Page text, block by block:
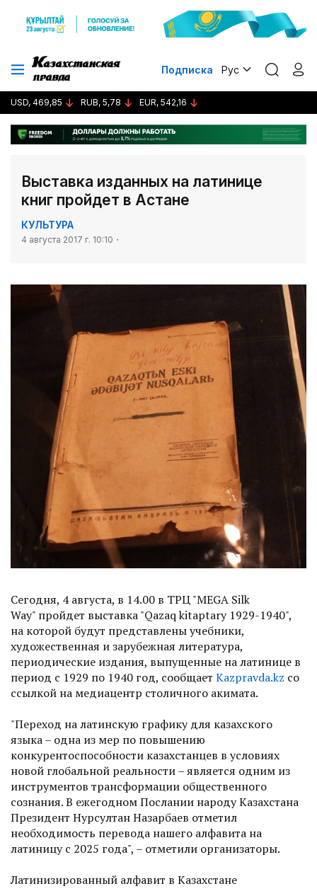
Подписка Рус
USD, 469,85 RUB, 5,78 EUR, 542,16
Выставка изданных на латинице
книг пройдет в Астане
КУЛЬТУРА
4 августа 2017 г. 10:10
Сегодня, 4 августа, в 14.00 в ТРЦ "MEGA Silk
Way" пройдет выставка "Qazaq kitaptary 1929-1940",
на которой будут представлены учебники,
художественная и зарубежная литература,
периодические издания, выпущенные на латинице в
период с 1929 по 1940 год, сообщает Kazpravda.kz со
ссылкой на медиацентр столичного акимата.
"Переход на латинскую графику для казахского
языка – одна из мер по повышению
конкурентоспособности казахстанцев в условиях
новой глобальной реальности – является одним из
инструментов трансформации общественного
сознания. В ежегодном Послании народу Казахстана
Президент Нурсултан Назарбаев отметил
необходимость перевода нашего алфавита на
латиницу с 2025 года", – отметили организаторы.
Латинизированный алфавит в Казахстане